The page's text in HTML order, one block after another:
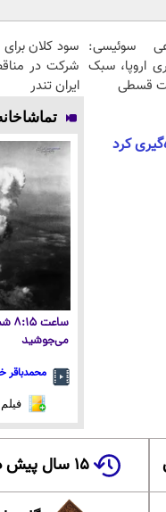
سوئیسی:
اروپا، سبک
قسطی
سود کلان
شرکت در
ایران تندر
کرد
می‌جوشید
محمدباقر
۱۵ سال پیش در چنین روزی